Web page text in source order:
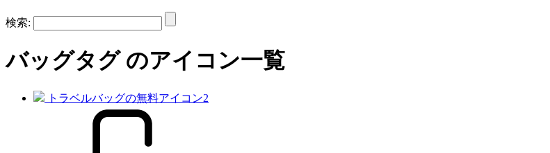
検索:
バッグタグ のアイコン一覧
トラベルバッグの無料アイコン2